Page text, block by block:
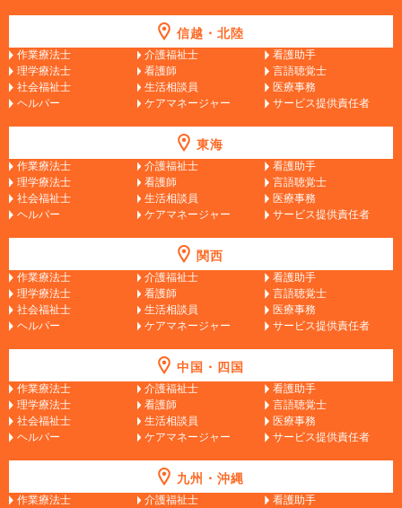
信越・北陸
作業療法士 介護福祉士
看護助手
理学療法士
看護師
言語聴覚士
社会福祉士
生活相談員
医療事務
ヘルパー
ケアマネージャー サービス提供責任者
東海
作業療法士 介護福祉士
看護助手
理学療法士
看護師
言語聴覚士
社会福祉士
生活相談員
医療事務
ヘルパー
ケアマネージャー サービス提供責任者
関西
作業療法士 介護福祉士
看護助手
理学療法士
看護師
言語聴覚士
社会福祉士
生活相談員
医療事務
ヘルパー
ケアマネージャー サービス提供責任者
中国・四国
作業療法士 介護福祉士
看護助手
理学療法士
看護師
言語聴覚士
社会福祉士
生活相談員
医療事務
ヘルパー
ケアマネージャー サービス提供責任者
九州・沖縄
作業療法士 介護福祉士
看護助手